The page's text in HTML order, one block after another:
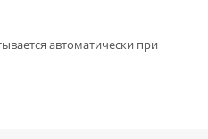
автоматически при